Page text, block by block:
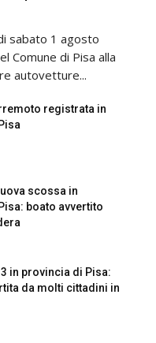
sabato 1 agosto
Comune di Pisa alla
autovetture...
registrata in
scossa in
boato avvertito
in provincia di Pisa:
da molti cittadini in